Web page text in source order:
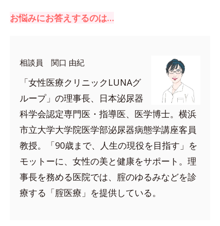
お悩みにお答えするのは…
相談員 関口 由紀
「女性医療クリニックLUNAグ
ループ」の理事長、日本泌尿器
科学会認定専門医・指導医、医学博士。横浜
市立大学大学院医学部泌尿器病態学講座客員
教授。「90歳まで、人生の現役を目指す」を
モットーに、女性の美と健康をサポート。理
事長を務める医院では、腟のゆるみなどを診
療する「腟医療」を提供している。